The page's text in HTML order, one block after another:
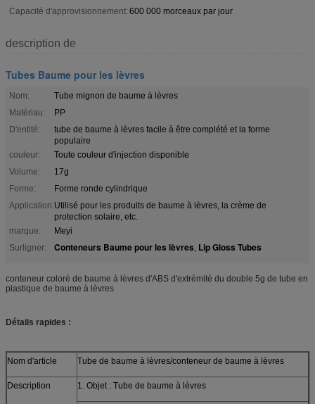
Capacité d'approvisionnement: 600 000 morceaux par jour
description de
Tubes Baume pour les lèvres
Nom:
Tube mignon de baume à lèvres
Matériau:
PP
D'entité:
tube de baume à lèvres facile à être complété et la forme
populaire
couleur:
Toute couleur d'injection disponible
Volume:
17g
Forme:
Forme ronde cylindrique
Application:Utilisé pour les produits de baume à lèvres, la crème de
protection solaire, etc.
marque:
Meyi
Surligner:
Conteneurs Baume pour les lèvres, Lip Gloss Tubes
conteneur coloré de baume à lèvres d'ABS d'extrémité du double 5g de tube en
plastique de baume à lèvres
Détails rapides :
Nom d'article Tube de baume à lèvres/conteneur de baume à lèvres
Description 1. Objet : Tube de baume à lèvres